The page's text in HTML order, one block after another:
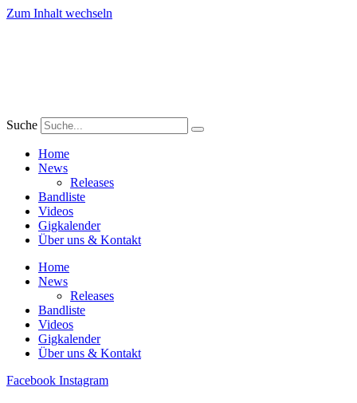
Zum Inhalt wechseln
Suche
Home
News
Releases
Bandliste
Videos
Gigkalender
Über uns & Kontakt
Home
News
Releases
Bandliste
Videos
Gigkalender
Über uns & Kontakt
Facebook Instagram